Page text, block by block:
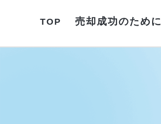
TOP 売却成功のために